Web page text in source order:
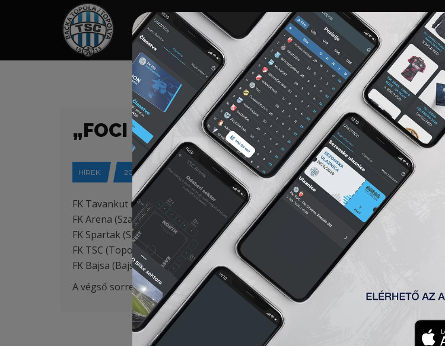
HOME TÁMOGATÓK NEWS GALÉRIA „A” CSAPAT TAGSÁG JEGYEK AKKREDITÁCIÓ
„FOCI 7” – BAJSAI TORNA
HÍREK 2017-10-14
FK Tavankut (Tavankút) – FK TSC (Topolya) 0-0
FK Arena (Szabadka) 2007 – FK TSC (Topolya) 2009 5-0
FK Spartak (Szabadka) 2007 – FK TSC (Topolya) 2009 6-0
FK TSC (Topolya) – FK Bácska (Pacsér) 1-1
FK Bajsa (Bajsa) 2007 – FK TSC (Topolya) 2009 4-0
A végső sorrend: FK Arena, FK Spartak, FK Bajsa, FK Tavankut, FK TSC, FK Bačka.